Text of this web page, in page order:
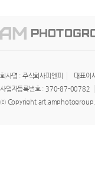
회사명 : 주식회사피엔피 대표이
사업자등록번호 : 370-87-00782
ⓒ Copyright